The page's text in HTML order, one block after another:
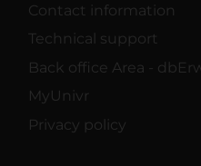
Contact information
Technical support
Back office Area -
MyUnivr
Privacy policy